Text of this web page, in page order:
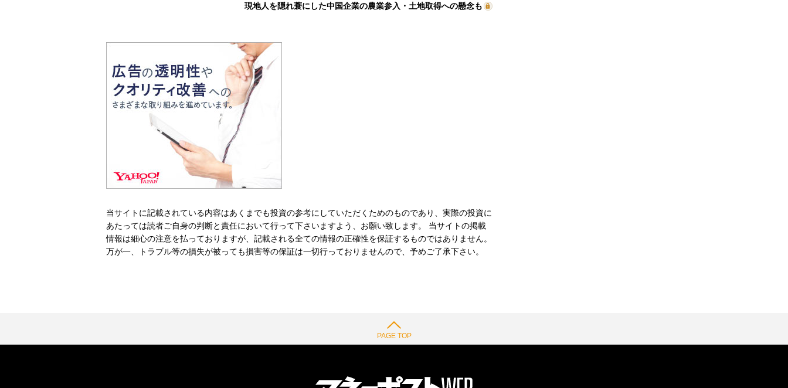
現地人を隠れ蓑にした中国企業の農業参入・土地取得への懸念も
当サイトに記載されている内容はあくまでも投資の参考にしていただくためのものであり、実際の投資に
あたっては読者ご自身の判断と責任において行って下さいますよう、お願い致します。 当サイトの掲載
情報は細心の注意を払っておりますが、記載される全ての情報の正確性を保証するものではありません。
万が一、トラブル等の損失が被っても損害等の保証は一切行っておりませんので、予めご了承下さい。
PAGE TOP